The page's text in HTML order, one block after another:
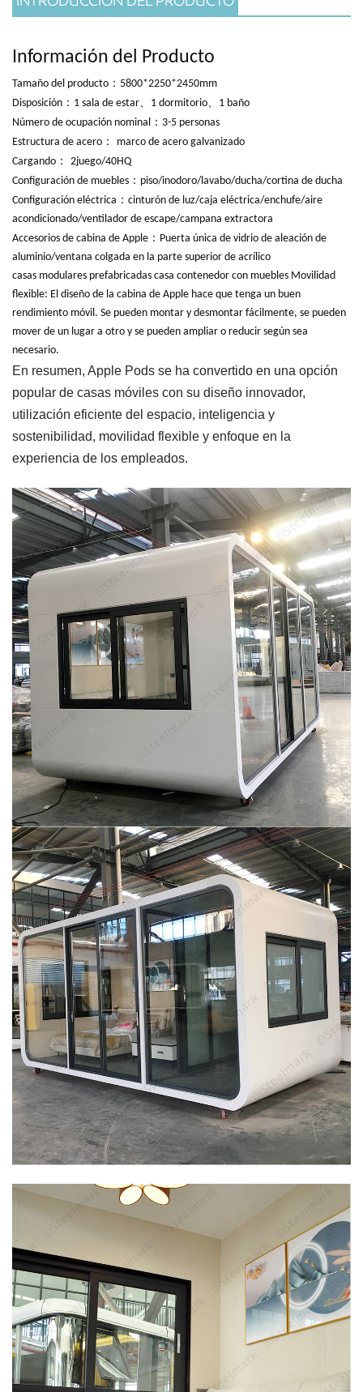
Información del Producto
Tamaño del producto ： 5800*2250*2450mm
Disposición ： 1 sala de estar 1 dormitorio
1 baño
Número de ocupación nominal
： 3-5 personas
Estructura de acero ： marco de acero galvanizado
Cargando ： 2juego/40HQ
Configuración de muebles ： piso/inodoro/lavabo/ducha/cortina de ducha
Configuración eléctrica ： cinturón de luz/caja eléctrica/enchufe/aire
acondicionado/ventilador de escape/campana extractora
Accesorios de cabina de Apple ： Puerta única de vidrio de aleación de
aluminio/ventana colgada en la parte superior de acrílico
casas modulares prefabricadas casa contenedor con muebles Movilidad
flexible: El diseño de la cabina de Apple hace que tenga un buen
rendimiento móvil. Se pueden montar y desmontar fácilmente, se pueden
mover de un lugar a otro y se pueden ampliar o reducir según sea
necesario.
En resumen, Apple Pods se ha convertido en una opción
popular de casas móviles con su diseño innovador,
utilización eficiente del espacio, inteligencia y
sostenibilidad, movilidad flexible y enfoque en la
experiencia de los empleados.